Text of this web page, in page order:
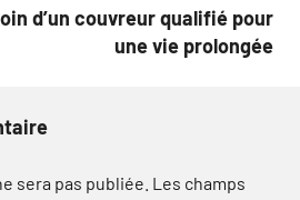
d’un couvreur qualifié pour
une vie prolongée
sera pas publiée. Les champs